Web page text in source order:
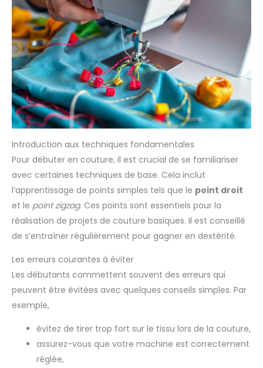
Introduction aux techniques fondamentales
Pour débuter en couture, il est crucial de se familiariser
avec certaines techniques de base. Cela inclut
l’apprentissage de points simples tels que le point droit
et le point zigzag. Ces points sont essentiels pour la
réalisation de projets de couture basiques. Il est conseillé
de s’entraîner régulièrement pour gagner en dextérité.
Les erreurs courantes à éviter
Les débutants commettent souvent des erreurs qui
peuvent être évitées avec quelques conseils simples. Par
exemple,
évitez de tirer trop fort sur le tissu lors de la couture,
assurez-vous que votre machine est correctement
réglée,